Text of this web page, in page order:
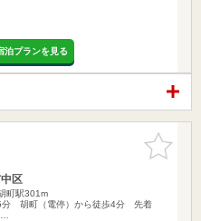
泊プランを見る
お気に入
りに追加
区
町駅301m
分 胡町（電停）から徒歩4分 先着